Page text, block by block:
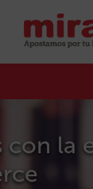
con la